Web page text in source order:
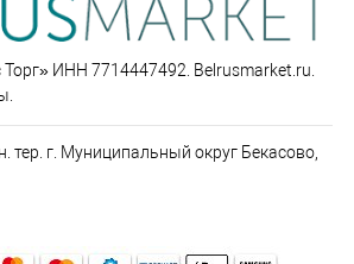
ИНН 7714447492. Belrusmarket.ru.
тер. г. Муниципальный округ Бекасово,